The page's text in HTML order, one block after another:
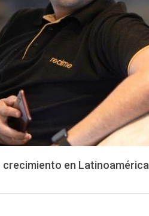
crecimiento en Latinoamérica